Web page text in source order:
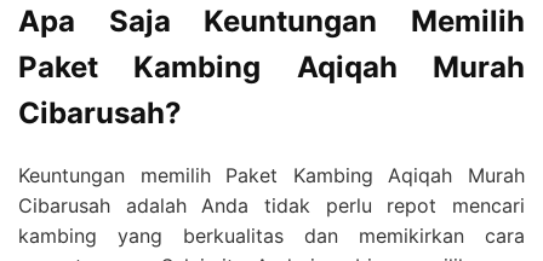
Apa Saja Keuntungan Memilih
Paket Kambing Aqiqah Murah
Cibarusah?
Keuntungan memilih Paket Kambing Aqiqah Murah
Cibarusah adalah Anda tidak perlu repot mencari
kambing yang berkualitas dan memikirkan cara